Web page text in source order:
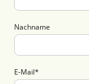
Nachname
E-Mail*